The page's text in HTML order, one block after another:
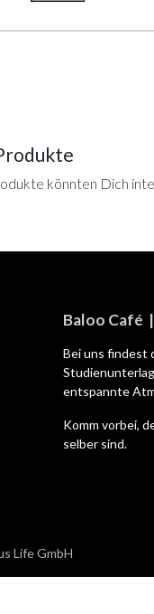
könnten Dich
Baloo Café
Bei uns findest
entspannte
Komm vorbei,
selber sind.
Life GmbH